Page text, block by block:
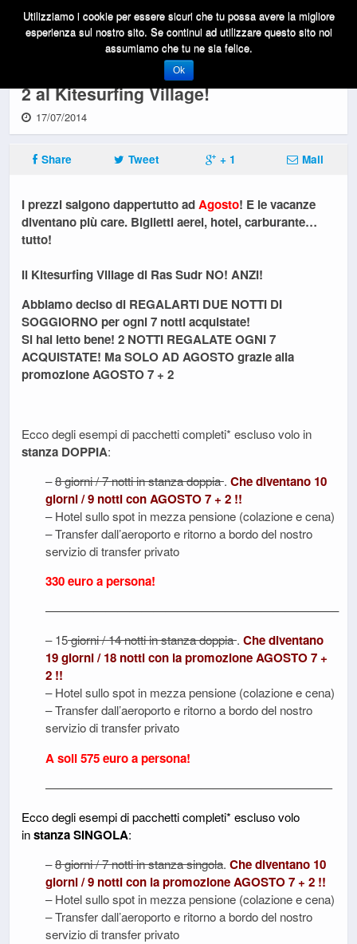
BATTI LA CRISI! Speciale AGOSTO 7 +
2 al Kitesurfing Village!
17/07/2014
Share Tweet + 1 Mail
I prezzi salgono dappertutto adAgosto! E le vacanze
diventano più care. Biglietti aerei, hotel, carburante…
tutto!
Il Kitesurfing Village di Ras Sudr NO! ANZI!
Abbiamo deciso di REGALARTI DUE NOTTI DI
SOGGIORNO per ogni 7 notti acquistate!
Si hai letto bene! 2 NOTTI REGALATE OGNI 7
ACQUISTATE! Ma SOLO AD AGOSTO grazie alla
promozione AGOSTO 7 + 2
Ecco degli esempi di pacchetti completi* escluso volo in
stanza DOPPIA:
–8 giorni / 7 notti in stanza doppia. Che diventano 10
giorni / 9 notti con AGOSTO 7 + 2 !!
– Hotel sullo spot in mezza pensione (colazione e cena)
– Transfer dall’aeroporto e ritorno a bordo del nostro
servizio di transfer privato
330 euro a persona!
————————————————————————–
– 15giorni / 14 notti in stanza doppia. Che diventano
19 giorni / 18 notti con la promozione AGOSTO 7 +
2 !!
– Hotel sullo spot in mezza pensione (colazione e cena)
– Transfer dall’aeroporto e ritorno a bordo del nostro
servizio di transfer privato
A soli 575 euro a persona!
————————————————————————
Ecco degli esempi di pacchetti completi* escluso volo
instanza SINGOLA:
–8 giorni / 7 notti in stanza singola. Che diventano 10
giorni / 9 notti con la promozione AGOSTO 7 + 2 !!
– Hotel sullo spot in mezza pensione (colazione e cena)
– Transfer dall’aeroporto e ritorno a bordo del nostro
servizio di transfer privato
Utilizziamo i cookie per essere sicuri che tu possa avere la migliore
esperienza sul nostro sito. Se continui ad utilizzare questo sito noi
assumiamo che tu ne sia felice.
Ok